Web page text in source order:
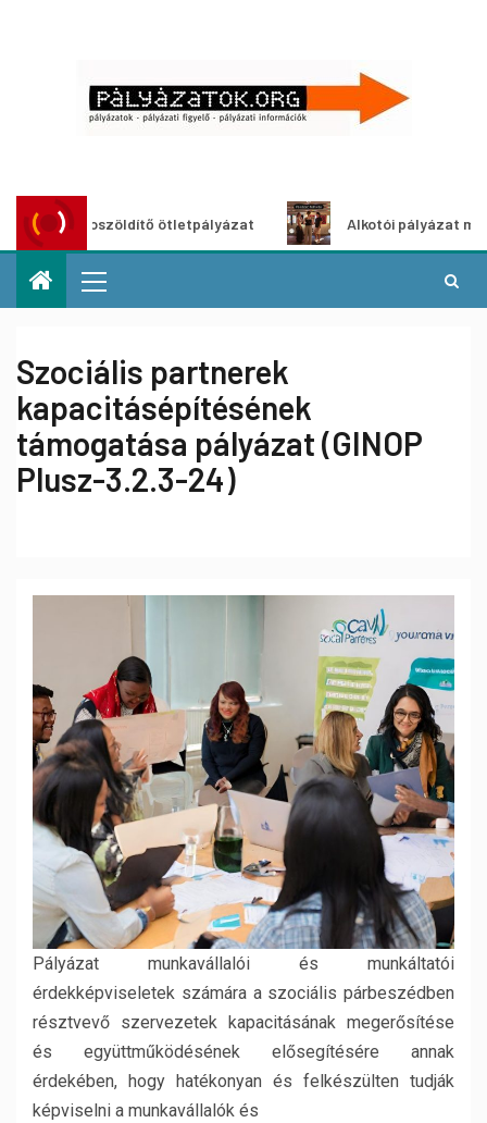
Városzöldítő ötletpályázat Alkotói pályázat
Szociális partnerek
kapacitásépítésének
támogatása pályázat (GINOP
Plusz-3.2.3-24)
Pályázat munkavállalói és munkáltatói
érdekképviseletek számára a szociális párbeszédben
résztvevő szervezetek kapacitásának megerősítése
és együttműködésének elősegítésére annak
érdekében, hogy hatékonyan és felkészülten tudják
képviselni a munkavállalók és